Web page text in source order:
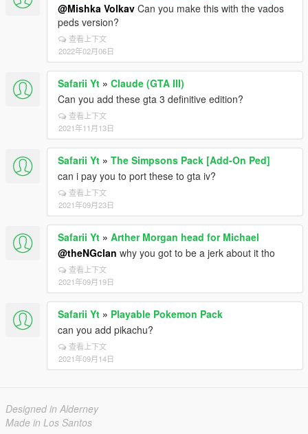
@Mishka Volkav Can you make this with the vados
peds version?
查看上下文
2022年02月06日
Safarii Yt » Claude (GTA III)
Can you add these gta 3 definitive edition?
查看上下文
2021年11月13日
Safarii Yt » The Simpsons Pack [Add-On Ped]
can i pay you to port these to gta iv?
查看上下文
2021年09月23日
Safarii Yt » Arther Morgan head for Michael
@theNGclan why you got to be a jerk about it tho
查看上下文
2021年09月19日
Safarii Yt » Playable Pokemon Pack
can you add pikachu?
查看上下文
2021年09月14日
Designed in Alderney
Made in Los Santos